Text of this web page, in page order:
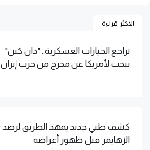
الاكثر قراءة
تراجع الخيارات العسكرية.. "دان كين"
يبحث لأمريكا عن مخرج من حرب إيران
كشف طبي جديد يمهد الطريق لرصد
الزهايمر قبل ظهور أعراضه